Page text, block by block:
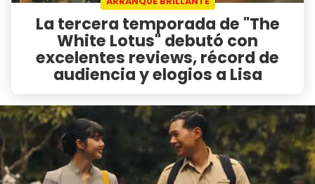
La tercera temporada de "The
White Lotus" debutó con
excelentes reviews, récord de
audiencia y elogios a Lisa